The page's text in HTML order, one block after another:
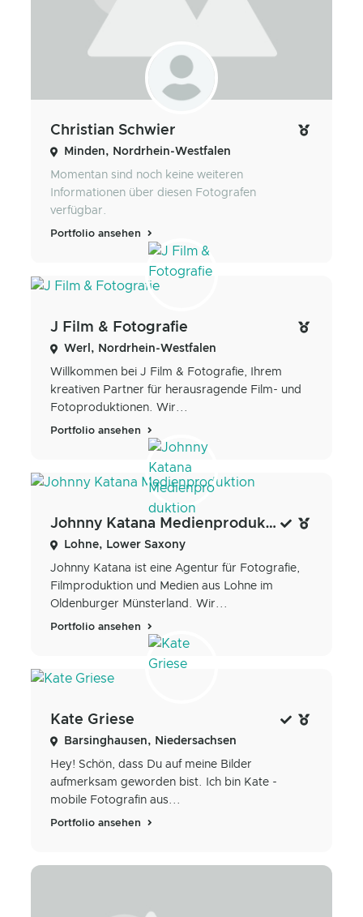
Christian Schwier
Minden, Nordrhein-Westfalen
Momentan sind noch keine weiteren
Informationen über diesen Fotografen
verfügbar.
Portfolio ansehen
J Film & Fotografie
Werl, Nordrhein-Westfalen
Willkommen bei J Film & Fotografie, Ihrem
kreativen Partner für herausragende Film- und
Fotoproduktionen. Wir...
Portfolio ansehen
Johnny Katana Medienproduktion
Lohne, Lower Saxony
Johnny Katana ist eine Agentur für Fotografie,
Filmproduktion und Medien aus Lohne im
Oldenburger Münsterland. Wir...
Portfolio ansehen
Kate Griese
Barsinghausen, Niedersachsen
Hey! Schön, dass Du auf meine Bilder
aufmerksam geworden bist. Ich bin Kate -
mobile Fotografin aus...
Portfolio ansehen